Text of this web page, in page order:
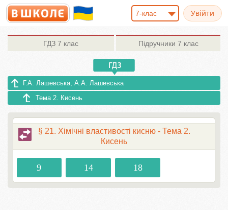
7-клас
ГДЗ 7 клас Підручники 7 клас
Г.А. Лашевська, А.А. Лашевська
Тема 2. Кисень
§ 21. Хімічні властивості кисню - Тема 2.
Кисень
9 14 18